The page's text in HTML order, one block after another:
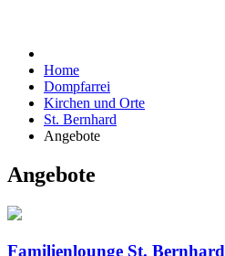
Home
Dompfarrei
Kirchen und Orte
St. Bernhard
Angebote
Angebote
Familienlounge St. Bernhard